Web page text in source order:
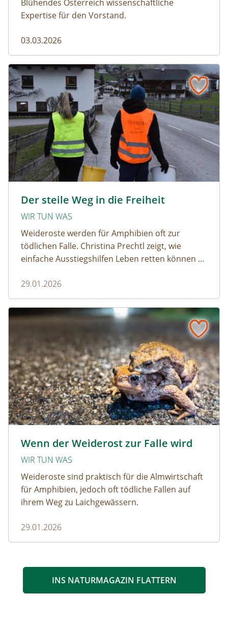
Blühendes Österreich wissenschaftliche
Expertise für den Vorstand.
03.03.2026
Der steile Weg in die Freiheit
WIR TUN WAS
Weideroste werden für Amphibien oft zur
tödlichen Falle. Christina Prechtl zeigt, wie
einfache Ausstiegshilfen Leben retten können –
Aufwand.
29.01.2026
Der steile Weg in die Freiheit
Wenn der Weiderost zur Falle wird
WIR TUN WAS
Weideroste sind praktisch für die Almwirtschaft
für Amphibien, jedoch oft tödliche Fallen auf
ihrem Weg zu Laichgewässern.
29.01.2026
Wenn der Weiderost zur Falle wird
INS NATURMAGAZIN FLATTERN